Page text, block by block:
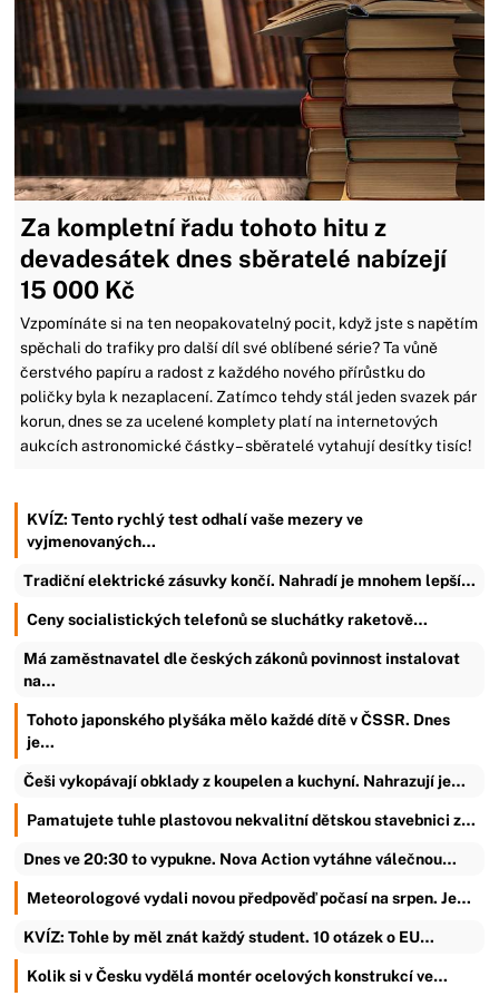
Za kompletní řadu tohoto hitu z
devadesátek dnes sběratelé nabízejí
15 000 Kč
Vzpomínáte si na ten neopakovatelný pocit, když jste s napětím
spěchali do trafiky pro další díl své oblíbené série? Ta vůně
čerstvého papíru a radost z každého nového přírůstku do
poličky byla k nezaplacení. Zatímco tehdy stál jeden svazek pár
korun, dnes se za ucelené komplety platí na internetových
aukcích astronomické částky – sběratelé vytahují desítky tisíc!
KVÍZ: Tento rychlý test odhalí vaše mezery ve
vyjmenovaných…
Tradiční elektrické zásuvky končí. Nahradí je mnohem lepší…
Ceny socialistických telefonů se sluchátky raketově…
Má zaměstnavatel dle českých zákonů povinnost instalovat
na…
Tohoto japonského plyšáka mělo každé dítě v ČSSR. Dnes
je…
Češi vykopávají obklady z koupelen a kuchyní. Nahrazují je…
Pamatujete tuhle plastovou nekvalitní dětskou stavebnici z…
Dnes ve 20:30 to vypukne. Nova Action vytáhne válečnou…
Meteorologové vydali novou předpověď počasí na srpen. Je…
KVÍZ: Tohle by měl znát každý student. 10 otázek o EU…
Kolik si v Česku vydělá montér ocelových konstrukcí ve…